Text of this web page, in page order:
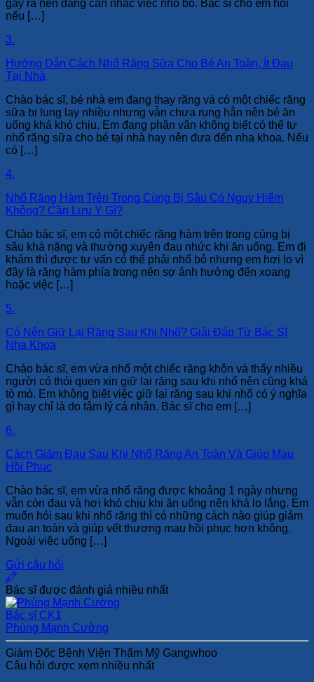
gây ra nên đang cân nhắc việc nhổ bỏ. Bác sĩ cho em hỏi
nếu […]
3.
Hướng Dẫn Cách Nhổ Răng Sữa Cho Bé An Toàn, Ít Đau
Tại Nhà
Chào bác sĩ, bé nhà em đang thay răng và có một chiếc răng
sữa bị lung lay nhiều nhưng vẫn chưa rụng hẳn nên bé ăn
uống khá khó chịu. Em đang phân vân không biết có thể tự
nhổ răng sữa cho bé tại nhà hay nên đưa đến nha khoa. Nếu
có […]
4.
Nhổ Răng Hàm Trên Trong Cùng Bị Sâu Có Nguy Hiểm
Không? Cần Lưu Ý Gì?
Chào bác sĩ, em có một chiếc răng hàm trên trong cùng bị
sâu khá nặng và thường xuyên đau nhức khi ăn uống. Em đi
khám thì được tư vấn có thể phải nhổ bỏ nhưng em hơi lo vì
đây là răng hàm phía trong nên sợ ảnh hưởng đến xoang
hoặc việc […]
5.
Có Nên Giữ Lại Răng Sau Khi Nhổ? Giải Đáp Từ Bác Sĩ
Nha Khoa
Chào bác sĩ, em vừa nhổ một chiếc răng khôn và thấy nhiều
người có thói quen xin giữ lại răng sau khi nhổ nên cũng khá
tò mò. Em không biết việc giữ lại răng sau khi nhổ có ý nghĩa
gì hay chỉ là do tâm lý cá nhân. Bác sĩ cho em […]
6.
Cách Giảm Đau Sau Khi Nhổ Răng An Toàn Và Giúp Mau
Hồi Phục
Chào bác sĩ, em vừa nhổ răng được khoảng 1 ngày nhưng
vẫn còn đau và hơi khó chịu khi ăn uống nên khá lo lắng. Em
muốn hỏi sau khi nhổ răng thì có những cách nào giúp giảm
đau an toàn và giúp vết thương mau hồi phục hơn không.
Ngoài việc uống […]
Gửi câu hỏi
Bác sĩ được đánh giá nhiều nhất
Bác sĩ CK1
Phùng Mạnh Cường
Giám Đốc Bệnh Viện Thẩm Mỹ Gangwhoo
Câu hỏi được xem nhiều nhất